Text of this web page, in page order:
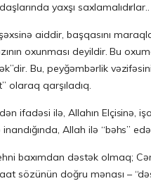
yaxşı saxlamalıdırlar..
aiddir, başqasını
oxunması deyildir. Bu
Bu, peyğəmbərlik
olaraq qarşıladıq.
ifadəsi ilə, Allahın Elçisinə,
Allah ilə “bəhs”
baxımdan dəstək olmaq;
sözünün doğru mənası –